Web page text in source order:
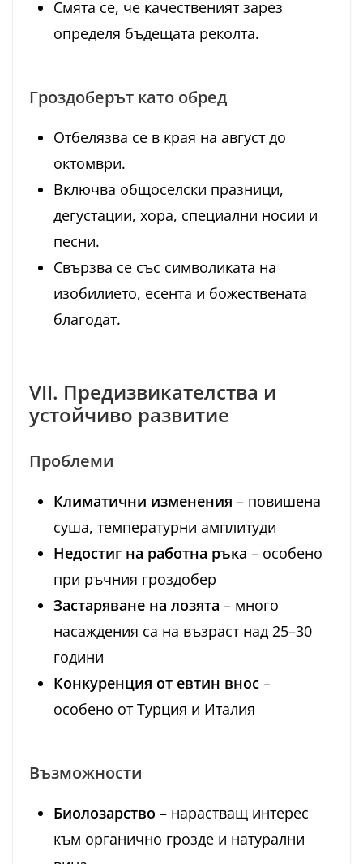
Смята се, че качественият зарез
определя бъдещата реколта.
Гроздоберът като обред
Отбелязва се в края на август до
октомври.
Включва общоселски празници,
дегустации, хора, специални носии и
песни.
Свързва се със символиката на
изобилието, есента и божествената
благодат.
VII. Предизвикателства и
устойчиво развитие
Проблеми
Климатични изменения – повишена
суша, температурни амплитуди
Недостиг на работна ръка – особено
при ръчния гроздобер
Застаряване на лозята – много
насаждения са на възраст над 25–30
години
Конкуренция от евтин внос –
особено от Турция и Италия
Възможности
Биолозарство – нарастващ интерес
към органично грозде и натурални